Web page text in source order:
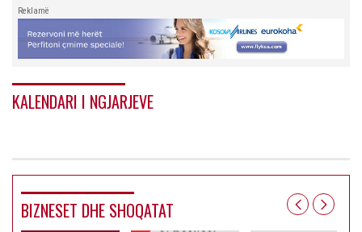
Reklamë
KALENDARI I NGJARJEVE
BIZNESET DHE SHOQATAT